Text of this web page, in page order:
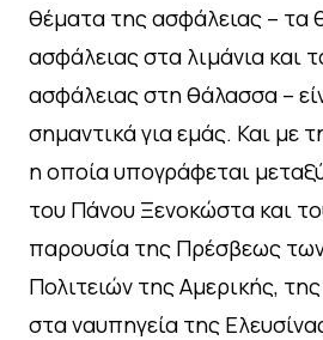
θέματα της ασφάλειας – τα
ασφάλειας στα λιμάνια και
ασφάλειας στη θάλασσα –
σημαντικά για εμάς. Και με
η οποία υπογράφεται
του Πάνου Ξενοκώστα και
παρουσία της Πρέσβεως
Πολιτειών της Αμερικής,
στα ναυπηγεία της